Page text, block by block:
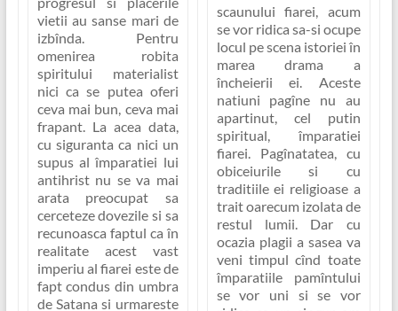
vietii au sanse mari de
izbînda. Pentru
omenirea robita
spiritului materialist
nici ca se putea oferi
ceva mai bun, ceva mai
frapant. La acea data,
cu siguranta ca nici un
supus al împaratiei lui
antihrist nu se va mai
arata preocupat sa
cerceteze dovezile si sa
recunoasca faptul ca în
realitate acest vast
imperiu al fiarei este de
fapt condus din umbra
de Satana si urmareste
scaunului fiarei, acum
se vor ridica sa-si ocupe
locul pe scena istoriei în
marea drama a
încheierii ei. Aceste
natiuni pagîne nu au
apartinut, cel putin
spiritual, împaratiei
fiarei. Pagînatatea, cu
obiceiurile si cu
traditiile ei religioase a
trait oarecum izolata de
restul lumii. Dar cu
ocazia plagii a sasea va
veni timpul cînd toate
împaratiile pamîntului
se vor uni si se vor